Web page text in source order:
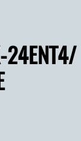
24ENT4/